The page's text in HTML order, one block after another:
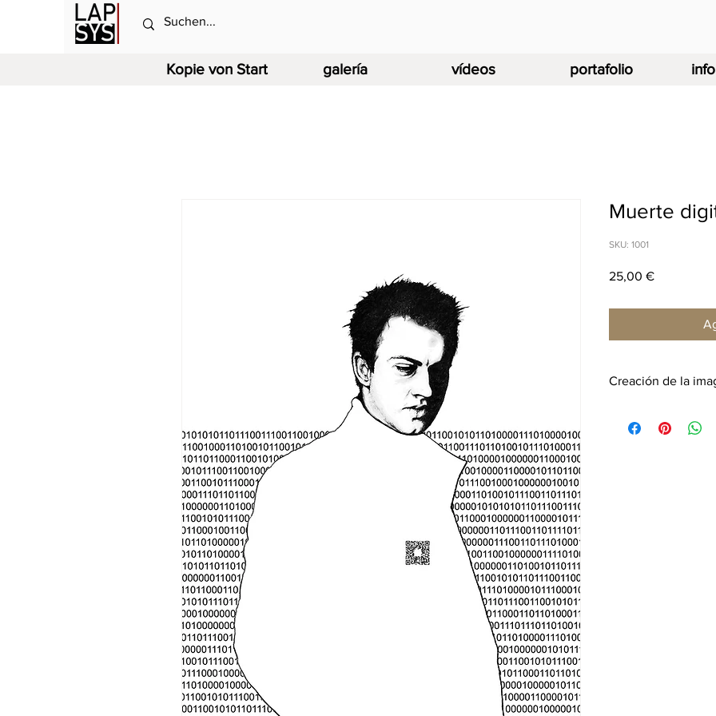
Kopie von Start galería vídeos portafolio
Muerte
SKU: 1001
25,00 €Precio
Creación de la
carboncillo. Luego